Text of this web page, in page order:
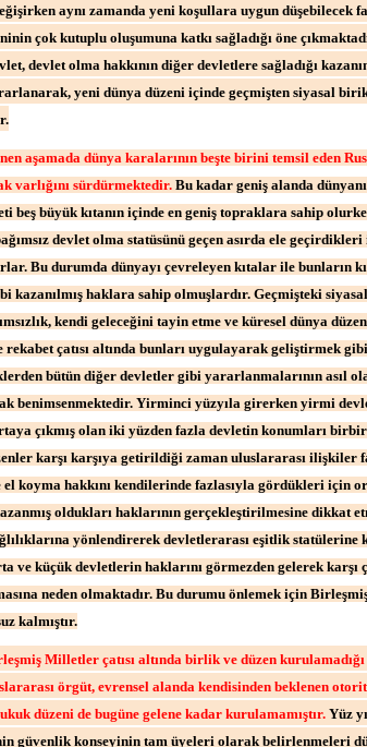
aynı zamanda yeni koşullara uygun
çok kutuplu oluşumuna katkı sağladığı öne
devlet olma hakkının diğer devletlere sağladığı
yeni dünya düzeni içinde geçmişten siyasal
aşamada dünya karalarının beşte birini temsil eden
varlığını sürdürmektedir. Bu kadar geniş alanda
beş büyük kıtanın içinde en geniş topraklara sahip
devlet olma statüsünü geçen asırda ele
Bu durumda dünyayı çevreleyen kıtalar ile bunların
kazanılmış haklara sahip olmuşlardır. Geçmişteki
kendi geleceğini tayin etme ve küresel dünya
çatısı altında bunları uygulayarak geliştirmek
bütün diğer devletler gibi yararlanmalarının asıl
benimsenmektedir. Yirminci yüzyıla girerken yirmi
çıkmış olan iki yüzden fazla devletin konumları
karşı karşıya getirildiği zaman uluslararası ilişkiler
koyma hakkını kendilerinde fazlasıyla gördükleri için
oldukları haklarının gerçekleştirilmesine dikkat
yönlendirerek devletlerarası eşitlik statülerine
ve küçük devletlerin haklarını görmezden gelerek
neden olmaktadır. Bu durumu önlemek için
kalmıştır.
Milletler çatısı altında birlik ve düzen
örgüt, evrensel alanda kendisinden beklenen
düzeni de bugüne gelene kadar kurulamamıştır. Yüz
güvenlik konseyinin tam üyeleri olarak belirlenmeleri